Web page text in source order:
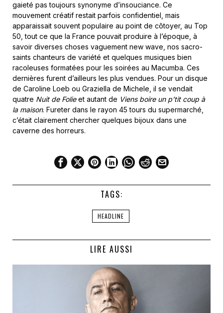
gaieté pas toujours synonyme d’insouciance. Ce
mouvement créatif restait parfois confidentiel, mais
apparaissait souvent populaire au point de côtoyer, au Top
50, tout ce que la France pouvait produire à l’époque, à
savoir diverses choses vaguement new wave, nos sacro-
saints chanteurs de variété et quelques musiques bien
racoleuses formatées pour les soirées au Macumba. Ces
dernières furent d’ailleurs les plus vendues. Pour un disque
de Caroline Loeb ou Graziella de Michele, il se vendait
quatre Nuit de Folieet autant de Viens boire un p’tit coup à
la maison. Fureter dans le rayon 45 tours du supermarché,
c’était clairement chercher quelques bijoux dans une
caverne des horreurs.
TAGS:
HEADLINE
LIRE AUSSI